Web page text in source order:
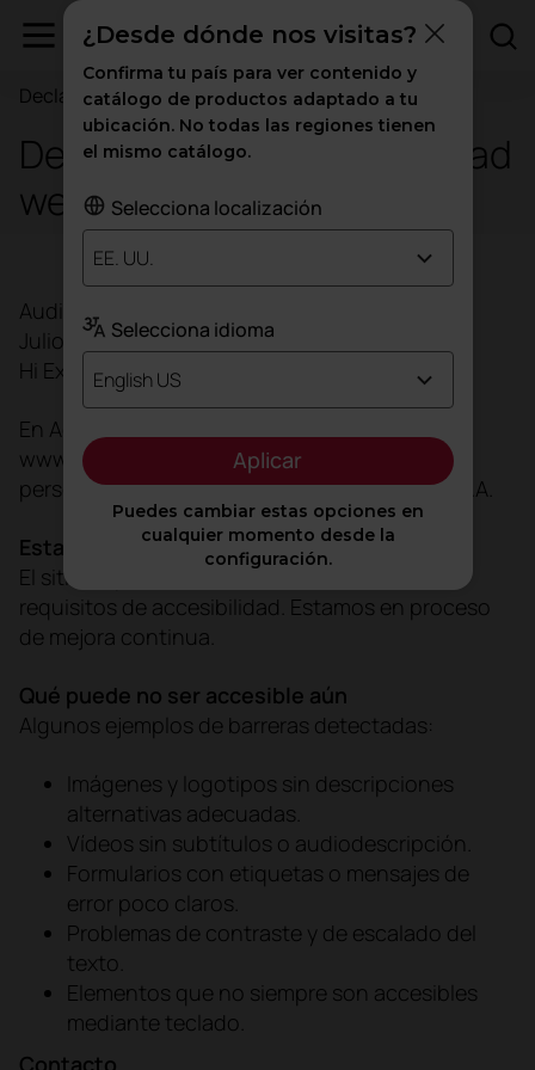
Declaración de accesibilidad web
Declaración de accesibilidad
web
Auditoría de Accesibilidad Digital
Julio - Agosto 2025
Hi Experience y Actiu
En Actiu trabajamos para que nuestro sitio
www.actiu.com sea accesible para todas las
personas, de acuerdo con las WCAG 2.1 nivel AA.
Estado actual
El sitio es parcialmente conforme con los
requisitos de accesibilidad. Estamos en proceso
de mejora continua.
Qué puede no ser accesible aún
Algunos ejemplos de barreras detectadas:
Imágenes y logotipos sin descripciones
alternativas adecuadas.
Vídeos sin subtítulos o audiodescripción.
Formularios con etiquetas o mensajes de
error poco claros.
Problemas de contraste y de escalado del
texto.
Elementos que no siempre son accesibles
mediante teclado.
Contacto
¿Desde dónde nos visitas?
Confirma tu país para ver contenido y
catálogo de productos adaptado a tu
ubicación. No todas las regiones tienen
el mismo catálogo.
Selecciona localización
EE. UU.
Selecciona idioma
English US
Aplicar
Puedes cambiar estas opciones en
cualquier momento desde la
configuración.